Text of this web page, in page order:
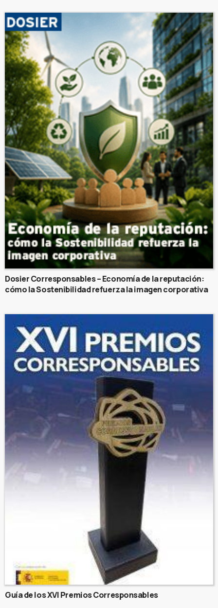
Dosier Corresponsables – Economía de la reputación:
cómo la Sostenibilidad refuerza la imagen corporativa
Guía de los XVI Premios Corresponsables